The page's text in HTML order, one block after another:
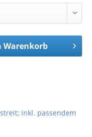
Warenkorb
inkl. passendem